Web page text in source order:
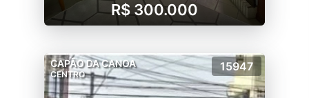
R$ 300.000
CAPÃO DA CANOA
CENTRO
15947